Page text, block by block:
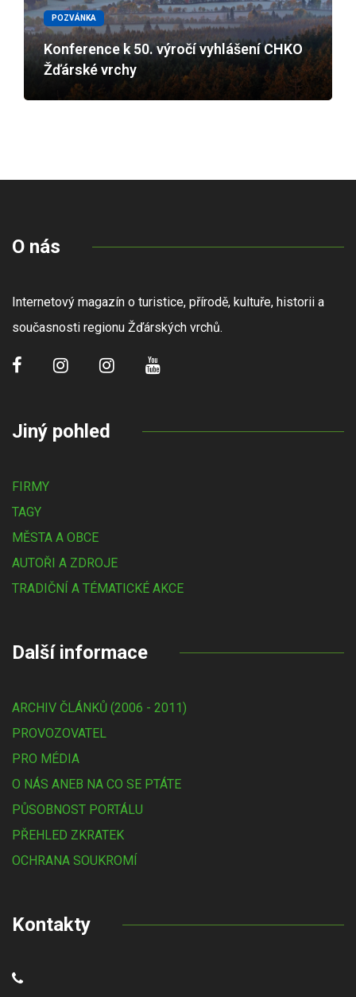
POZVÁNKA
Konference k 50. výročí vyhlášení CHKO
Žďárské vrchy
O nás
Internetový magazín o turistice, přírodě, kultuře, historii a
současnosti regionu Žďárských vrchů.
Jiný pohled
FIRMY
TAGY
MĚSTA A OBCE
AUTOŘI A ZDROJE
TRADIČNÍ A TÉMATICKÉ AKCE
Další informace
ARCHIV ČLÁNKŮ (2006 - 2011)
PROVOZOVATEL
PRO MÉDIA
O NÁS ANEB NA CO SE PTÁTE
PŮSOBNOST PORTÁLU
PŘEHLED ZKRATEK
OCHRANA SOUKROMÍ
Kontakty